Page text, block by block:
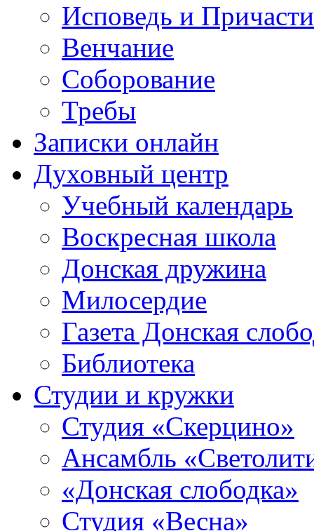
Исповедь и
Венчание
Соборование
Требы
Записки онлайн
Духовный центр
Учебный календарь
Воскресная школа
Донская дружина
Милосердие
Газета Донская
Библиотека
Студии и кружки
Студия «Скерцино»
Ансамбль
«Донская слободка»
Студия «Весна»